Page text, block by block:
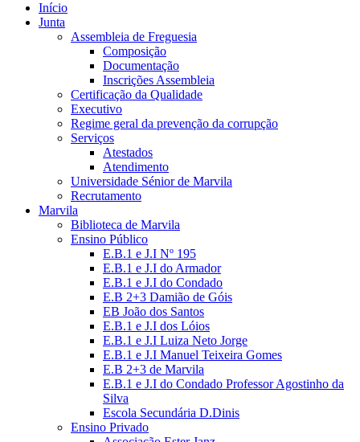
Início
Junta
Assembleia de Freguesia
Composição
Documentação
Inscrições Assembleia
Certificação da Qualidade
Executivo
Regime geral da prevenção da corrupção
Serviços
Atestados
Atendimento
Universidade Sénior de Marvila
Recrutamento
Marvila
Biblioteca de Marvila
Ensino Público
E.B.1 e J.I Nº 195
E.B.1 e J.I do Armador
E.B.1 e J.I do Condado
E.B 2+3 Damião de Góis
EB João dos Santos
E.B.1 e J.I dos Lóios
E.B.1 e J.I Luiza Neto Jorge
E.B.1 e J.I Manuel Teixeira Gomes
E.B 2+3 de Marvila
E.B.1 e J.I do Condado Professor Agostinho da
Silva
Escola Secundária D.Dinis
Ensino Privado